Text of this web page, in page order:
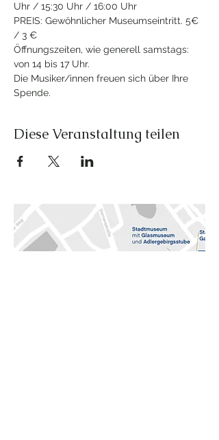
Uhr / 15:30 Uhr / 16:00 Uhr
PREIS: Gewöhnlicher Museumseintritt. 5€
/ 3 €
Öffnungszeiten, wie generell samstags:
von 14 bis 17 Uhr.
Die Musiker/innen freuen sich über Ihre
Spende.
Diese Veranstaltung teilen